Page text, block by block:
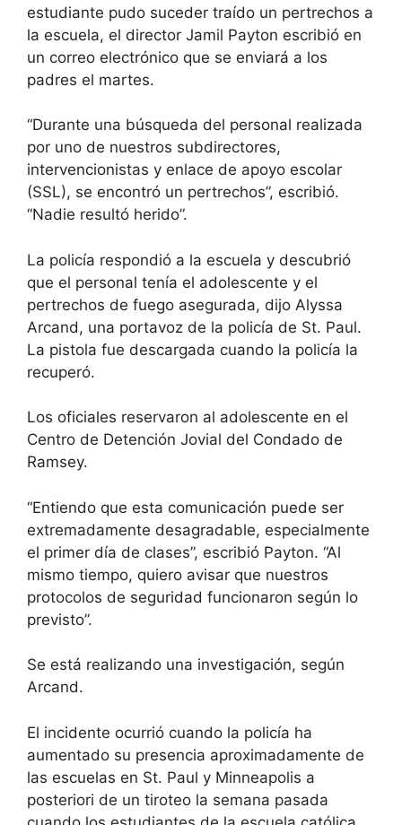
estudiante pudo suceder traído un pertrechos a
la escuela, el director Jamil Payton escribió en
un correo electrónico que se enviará a los
padres el martes.
“Durante una búsqueda del personal realizada
por uno de nuestros subdirectores,
intervencionistas y enlace de apoyo escolar
(SSL), se encontró un pertrechos”, escribió.
“Nadie resultó herido”.
La policía respondió a la escuela y descubrió
que el personal tenía el adolescente y el
pertrechos de fuego asegurada, dijo Alyssa
Arcand, una portavoz de la policía de St. Paul.
La pistola fue descargada cuando la policía la
recuperó.
Los oficiales reservaron al adolescente en el
Centro de Detención Jovial del Condado de
Ramsey.
“Entiendo que esta comunicación puede ser
extremadamente desagradable, especialmente
el primer día de clases”, escribió Payton. “Al
mismo tiempo, quiero avisar que nuestros
protocolos de seguridad funcionaron según lo
previsto”.
Se está realizando una investigación, según
Arcand.
El incidente ocurrió cuando la policía ha
aumentado su presencia aproximadamente de
las escuelas en St. Paul y Minneapolis a
posteriori de un tiroteo la semana pasada